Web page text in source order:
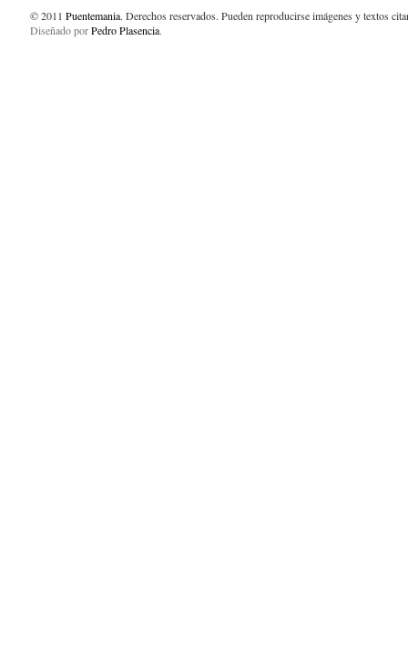
© 2011 Puentemania. Derechos reservados. Pueden reproducirse imágenes y textos
Diseñado porPedro Plasencia.